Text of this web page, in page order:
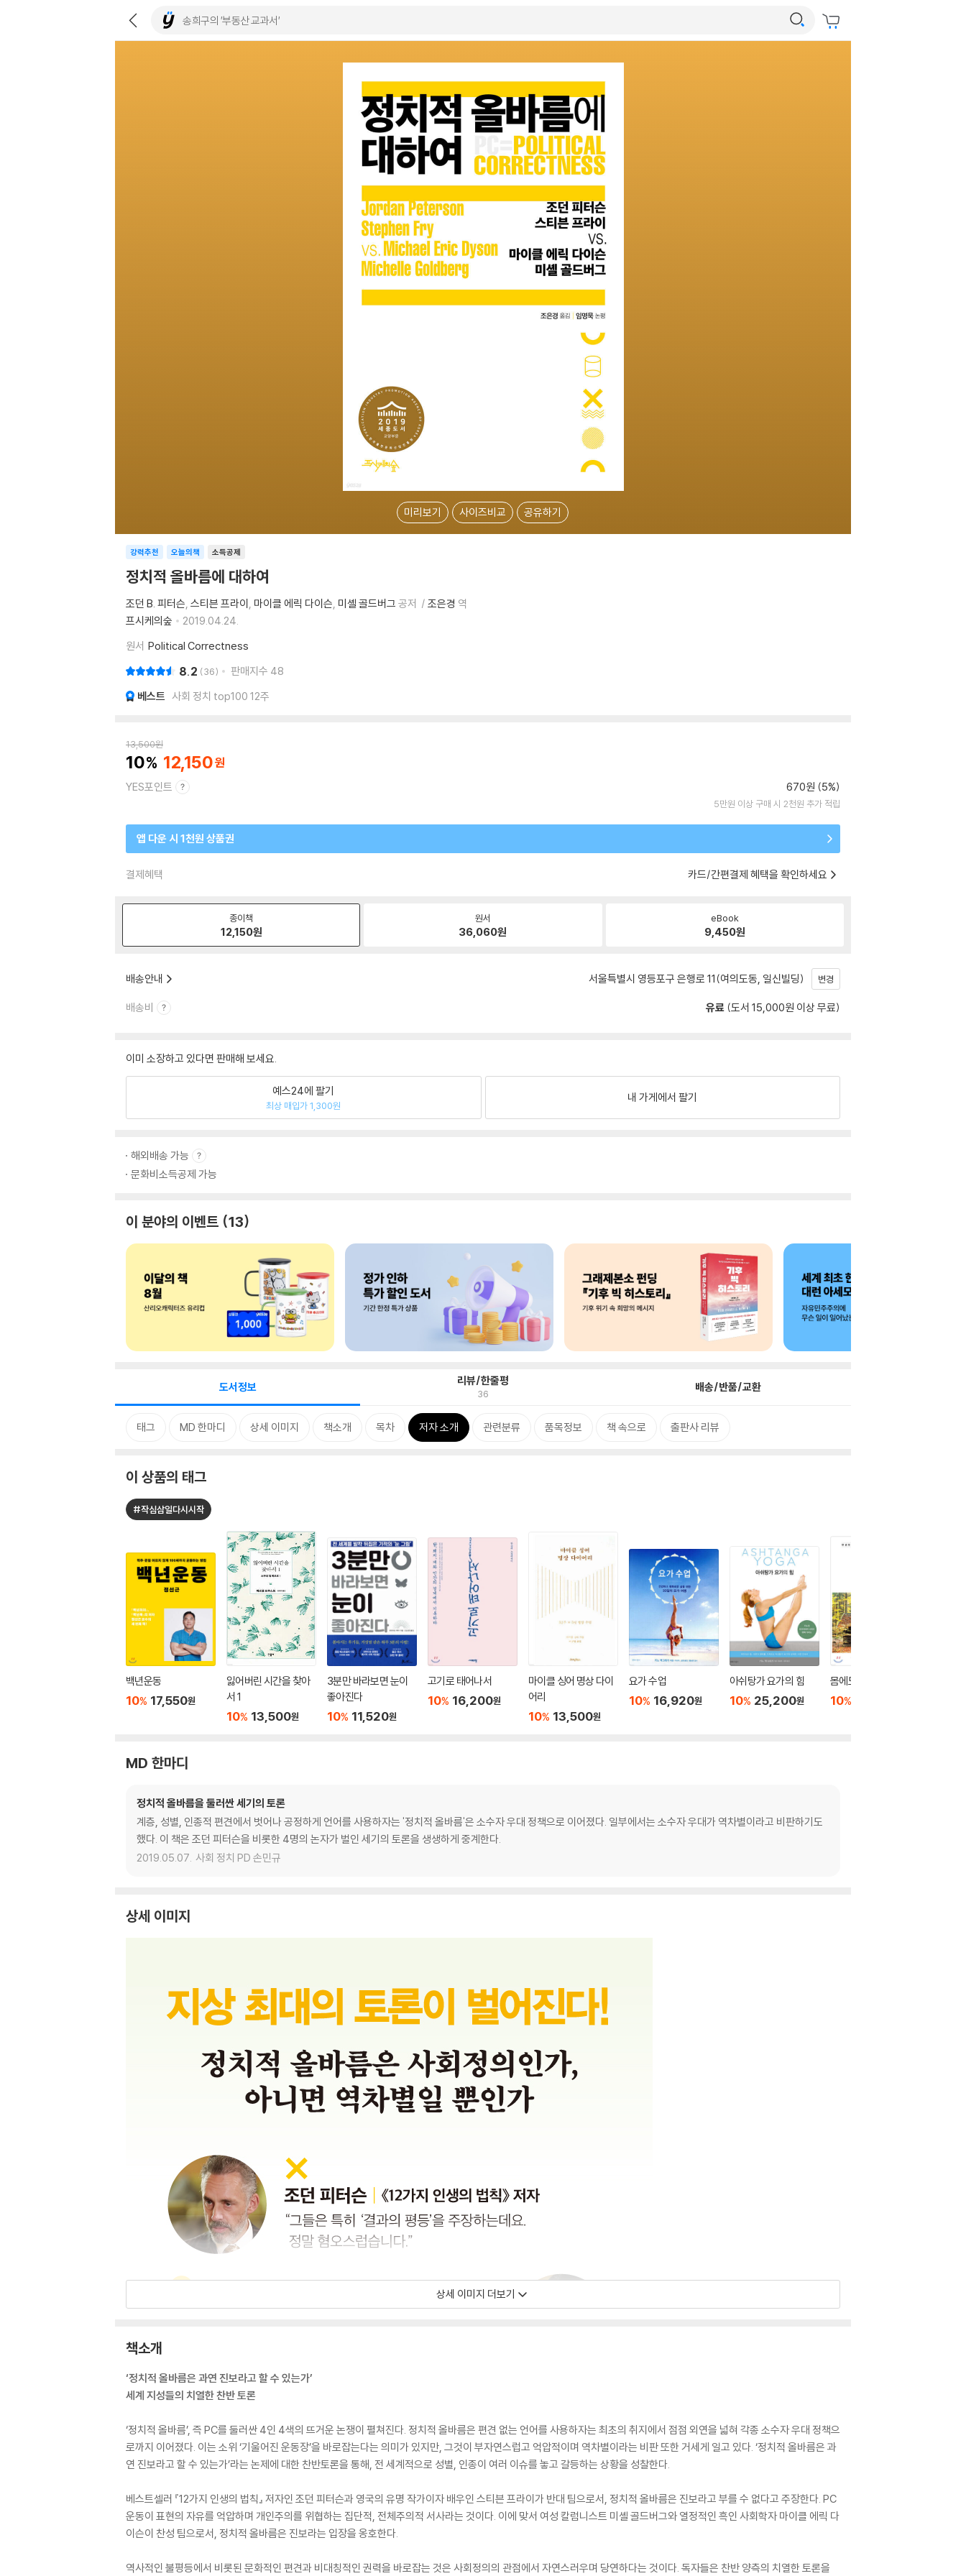
미리보기 사이즈비교 공유하기
소득공제
강력추천 오늘의책
정치적 올바름에 대하여
조던 B. 피터슨 스티븐 프라이 마이클 에릭 다이슨 미셸 골드버그 공저 조은경 역
프시케의숲
2019.04.24.
원서 Political Correctness
8.2 36 판매지수 48
베스트 사회 정치 top100 12주
13,500원
10 12,150
YES포인트 670원 (5%)
5만원 이상 구매 시 2천원 추가 적립
앱 다운 시 1천원 상품권
결제혜택 카드/간편결제 혜택을 확인하세요
종이책
12,150원
원서
36,060원
eBook
9,450원
배송안내 서울특별시 영등포구 은행로 11(여의도동, 일신빌딩) 변경
배송비 유료 (도서 15,000원 이상 무료)
이미 소장하고 있다면 판매해 보세요.
예스24에 팔기
최상 매입가 1,300원
내 가게에서 팔기
해외배송 가능
문화비소득공제 가능
이 분야의 이벤트 13
도서정보 리뷰/한줄평
36 배송/반품/교환
태그 MD 한마디 상세 이미지 책소개 목차 저자 소개 관련분류 품목정보 책 속으로 출판사 리뷰
이 상품의 태그
#작심삼일다시시작
백년운동
10% 17,550원
잃어버린 시간을 찾아
서 1
10% 13,500원
3분만 바라보면 눈이
좋아진다
10% 11,520원
고기로 태어나서
10% 16,200원
마이클 싱어 명상 다이
어리
10% 13,500원
요가 수업
10% 16,920원
아쉬탕가 요가의 힘
10% 25,200원
몸에도 미니멀리즘
10%
MD 한마디
정치적 올바름을 둘러싼 세기의 토론
계층, 성별, 인종적 편견에서 벗어나 공정하게 언어를 사용하자는 '정치적 올바름'은 소수자 우대 정책으로 이어졌다. 일부에서는 소수자 우대가 역차별이라고 비판하기도
했다. 이 책은 조던 피터슨을 비롯한 4명의 논자가 벌인 세기의 토론을 생생하게 중계한다.
2019.05.07. 사회 정치 PD 손민규
상세 이미지
상세 이미지 더보기
책소개
‘정치적 올바름은 과연 진보라고 할 수 있는가’
세계 지성들의 치열한 찬반 토론
‘정치적 올바름’, 즉 PC를 둘러싼 4인 4색의 뜨거운 논쟁이 펼쳐진다. 정치적 올바름은 편견 없는 언어를 사용하자는 최초의 취지에서 점점 외연을 넓혀 각종 소수자 우대 정책으
로까지 이어졌다. 이는 소위 ‘기울어진 운동장’을 바로잡는다는 의미가 있지만, 그것이 부자연스럽고 억압적이며 역차별이라는 비판 또한 거세게 일고 있다. ‘정치적 올바름은 과
연 진보라고 할 수 있는가’라는 논제에 대한 찬반토론을 통해, 전 세계적으로 성별, 인종이 여러 이슈를 놓고 갈등하는 상황을 성찰한다.
베스트셀러 『12가지 인생의 법칙』 저자인 조던 피터슨과 영국의 유명 작가이자 배우인 스티븐 프라이가 반대 팀으로서, 정치적 올바름은 진보라고 부를 수 없다고 주장한다. PC
운동이 표현의 자유를 억압하며 개인주의를 위협하는 집단적, 전체주의적 서사라는 것이다. 이에 맞서 여성 칼럼니스트 미셸 골드버그와 열정적인 흑인 사회학자 마이클 에릭 다
이슨이 찬성 팀으로서, 정치적 올바름은 진보라는 입장을 옹호한다.
역사적인 불평등에서 비롯된 문화적인 편견과 비대칭적인 권력을 바로잡는 것은 사회정의의 관점에서 자연스러우며 당연하다는 것이다. 독자들은 찬반 양측의 치열한 토론을